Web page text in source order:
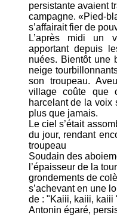
persistante avaient
campagne. «Pied-
s’affairait fier de
L’après midi un
apportant depuis
nuées. Bientôt une
neige
son troupeau.
village coûte que
harcelant de la voix
plus que jamais.
Le ciel s’était
du jour, rendant
troupeau
Soudain des
l’épaisseur de la
grondements de
s’achevant en une
de : "Kaiii, kaiii, kaiii
Antonin égaré,